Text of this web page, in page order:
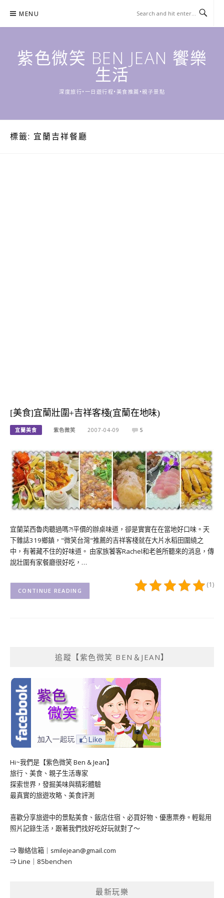
content
MENU
紫色微笑 BEN JEAN 饗樂
生活
深度旅行•一日遊行程•美食推薦•親子景點
標籤: 宜蘭吉祥餐廳
[美食]宜蘭壯圍+吉祥客棧(宜蘭在地味)
宜蘭美食 紫色微笑 2007-04-09 5
宜蘭菜西魯肉聽過嗎?!平價的辦桌味道，卻是實實在在當地好口味。天
下雜誌319鄉鎮，"微笑台灣"推薦的吉祥客棧就在大片水稻田圍繞之
中，有著藏不住的好味道。 由家族饕客Rachel和老爸所聽來的消息，傳
說壯圍有家餐廳很好吃，…
(1)
CONTINUE READING
追蹤【紫色微笑 BEN＆JEAN】
Hi~我們是【紫色微笑 Ben & Jean】
旅行、美食、親子生活專家
探索世界，發掘美味與精彩體驗
最真實的旅遊攻略、美食評測
喜歡分享旅遊中的景點美食、飯店住宿、必買好物、優惠票券。輕鬆用
照片記錄生活，跟著我們找好吃好玩就對了～
⇒ 聯絡信箱｜ smilejean@gmail.com
⇒ Line｜85benchen
最新玩樂